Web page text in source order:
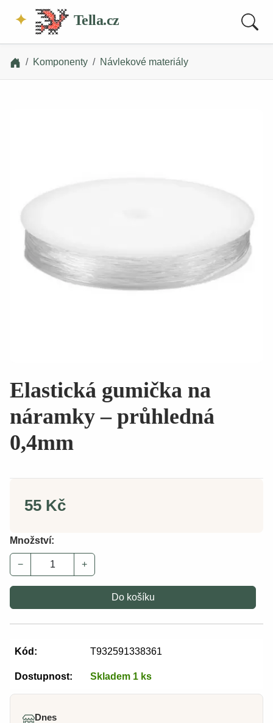
Tella.cz
Komponenty Návlekové materiály
Elastická gumička na
náramky – průhledná
0,4mm
55 Kč
Množství:
− +
Do košíku
Kód: T932591338361
Dostupnost: Skladem 1 ks
Dnes